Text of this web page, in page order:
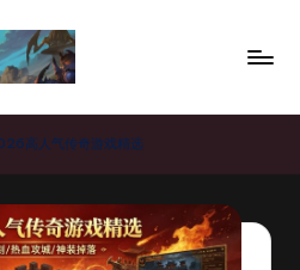
高人气传奇游戏精选